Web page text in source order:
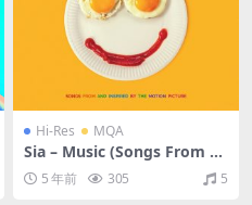
Hi-Res MQA
Sia – Music (Songs From A
nd Inspired By The Motion
Picture)（2021/FLAC/分轨/
5 年前 305 5